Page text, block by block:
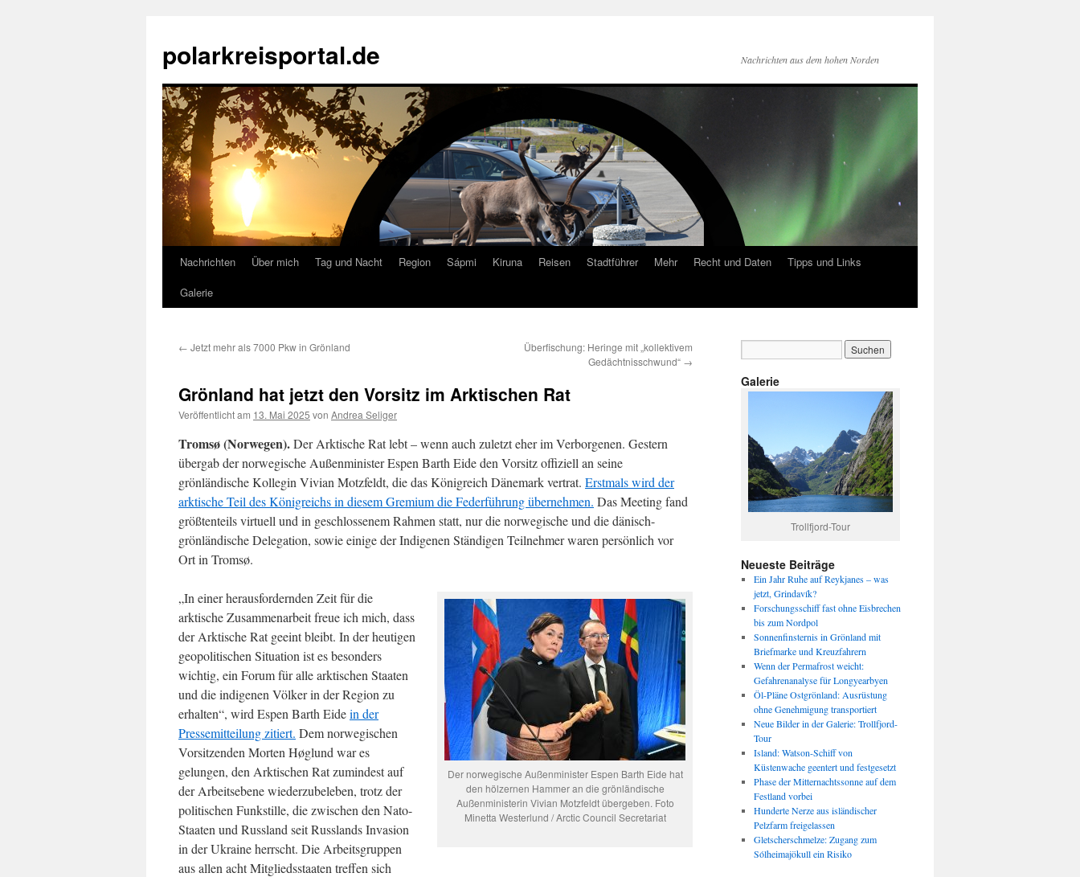
springen
polarkreisportal.de Nachrichten aus dem hohen Norden
Nachrichten Über mich Tag und Nacht Region Sápmi Kiruna Reisen Stadtführer Mehr Recht und Daten
Tipps und Links
Galerie
← Jetzt mehr als 7000 Pkw in Grönland
Überfischung: Heringe mit „kollektivem
Gedächtnisschwund“ →
Grönland hat jetzt den Vorsitz im Arktischen Rat
Veröffentlicht am 13. Mai 2025 von Andrea Seliger
Tromsø (Norwegen).Der Arktische Rat lebt – wenn auch zuletzt eher im Verborgenen. Gestern
übergab der norwegische Außenminister Espen Barth Eide den Vorsitz offiziell an seine
grönländische Kollegin Vivian Motzfeldt, die das Königreich Dänemark vertrat. Erstmals wird der
arktische Teil des Königreichs in diesem Gremium die Federführung übernehmen. Das Meeting fand
größtenteils virtuell und in geschlossenem Rahmen statt, nur die norwegische und die dänisch-
grönländische Delegation, sowie einige der Indigenen Ständigen Teilnehmer waren persönlich vor
Ort in Tromsø.
Der norwegische Außenminister Espen Barth Eide hat
den hölzernen Hammer an die grönländische
Außenministerin Vivian Motzfeldt übergeben. Foto
Minetta Westerlund / Arctic Council Secretariat
„In einer herausfordernden Zeit für die
arktische Zusammenarbeit freue ich mich, dass
der Arktische Rat geeint bleibt. In der heutigen
geopolitischen Situation ist es besonders
wichtig, ein Forum für alle arktischen Staaten
und die indigenen Völker in der Region zu
erhalten“, wird Espen Barth Eidein der
Pressemitteilung zitiert. Dem norwegischen
Vorsitzenden Morten Høglund war es
gelungen, den Arktischen Rat zumindest auf
der Arbeitsebene wiederzubeleben, trotz der
politischen Funkstille, die zwischen den Nato-
Staaten und Russland seit Russlands Invasion
in der Ukraine herrscht. Die Arbeitsgruppen
aus allen acht Mitgliedsstaaten treffen sich
Galerie
Trollfjord-Tour
Neueste Beiträge
Ein Jahr Ruhe auf Reykjanes – was
jetzt, Grindavík?
Forschungsschiff fast ohne Eisbrechen
bis zum Nordpol
Sonnenfinsternis in Grönland mit
Briefmarke und Kreuzfahrern
Wenn der Permafrost weicht:
Gefahrenanalyse für Longyearbyen
Öl-Pläne Ostgrönland: Ausrüstung
ohne Genehmigung transportiert
Neue Bilder in der Galerie: Trollfjord-
Tour
Island: Watson-Schiff von
Küstenwache geentert und festgesetzt
Phase der Mitternachtssonne auf dem
Festland vorbei
Hunderte Nerze aus isländischer
Pelzfarm freigelassen
Gletscherschmelze: Zugang zum
Sólheimajökull ein Risiko